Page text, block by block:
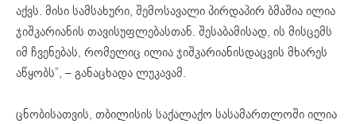
აქვს. მისი სამსახური, შემოსავალი პირდაპირ ბმაშია ილია
ჯიშკარიანის თავისუფლებასთან. შესაბამისად, ის მისცემს
იმ ჩვენებას, რომელიც ილია ჯიშკარიანისდაცვის მხარეს
აწყობს”, – განაცხადა ლუკავამ.
ცნობისათვის, თბილისის საქალაქო სასამართლოში ილია